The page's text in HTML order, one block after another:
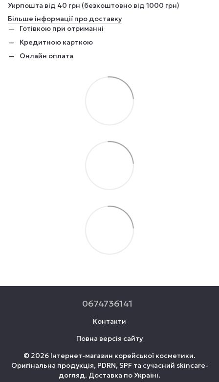
Укрпошта від 40 грн (безкоштовно від 1000 грн)
Більше інформації про доставку
Готівкою при отриманні
Кредитною карткою
Онлайн оплата
0674736141
Контакти
Повна версія сайту
© 2026 Інтернет-магазин корейської косметики.
Оригінальна продукція, PDRN, SPF та сучасний skincare-
догляд. Доставка по Україні.